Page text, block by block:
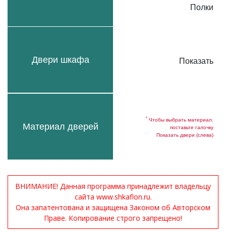
Двери шкафа
Материал дверей
Полки
Показать
* Чтобы выбрать материал,
поставьте галочку
Показать двери (слева)
ВНИМАНИЕ! Данная программа принадлежит владельцу
сайта www.shkaflon.ru.
Она запатентована и защищена Законом об Авторском
Праве. Копирование строго запрещено!